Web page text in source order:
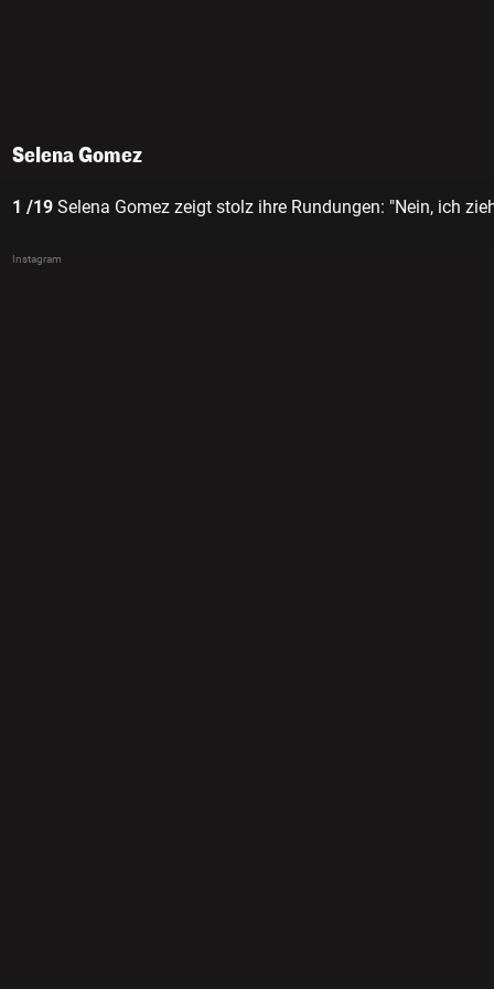
Selena Gomez
1 /19 Selena Gomez zeigt stolz ihre Rundungen: "Nein, ich
Instagram